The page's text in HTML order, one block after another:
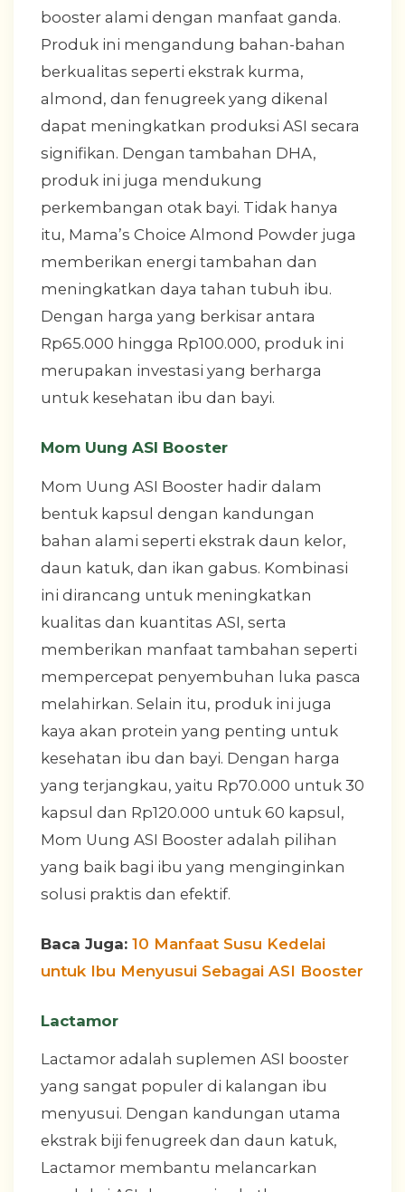
booster alami dengan manfaat ganda.
Produk ini mengandung bahan-bahan
berkualitas seperti ekstrak kurma,
almond, dan fenugreek yang dikenal
dapat meningkatkan produksi ASI secara
signifikan. Dengan tambahan DHA,
produk ini juga mendukung
perkembangan otak bayi. Tidak hanya
itu, Mama’s Choice Almond Powder juga
memberikan energi tambahan dan
meningkatkan daya tahan tubuh ibu.
Dengan harga yang berkisar antara
Rp65.000 hingga Rp100.000, produk ini
merupakan investasi yang berharga
untuk kesehatan ibu dan bayi.
Mom Uung ASI Booster
Mom Uung ASI Booster hadir dalam
bentuk kapsul dengan kandungan
bahan alami seperti ekstrak daun kelor,
daun katuk, dan ikan gabus. Kombinasi
ini dirancang untuk meningkatkan
kualitas dan kuantitas ASI, serta
memberikan manfaat tambahan seperti
mempercepat penyembuhan luka pasca
melahirkan. Selain itu, produk ini juga
kaya akan protein yang penting untuk
kesehatan ibu dan bayi. Dengan harga
yang terjangkau, yaitu Rp70.000 untuk 30
kapsul dan Rp120.000 untuk 60 kapsul,
Mom Uung ASI Booster adalah pilihan
yang baik bagi ibu yang menginginkan
solusi praktis dan efektif.
Baca Juga: 10 Manfaat Susu Kedelai
untuk Ibu Menyusui Sebagai ASI Booster
Lactamor
Lactamor adalah suplemen ASI booster
yang sangat populer di kalangan ibu
menyusui. Dengan kandungan utama
ekstrak biji fenugreek dan daun katuk,
Lactamor membantu melancarkan